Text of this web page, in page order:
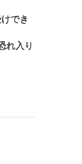
でき
れ入り